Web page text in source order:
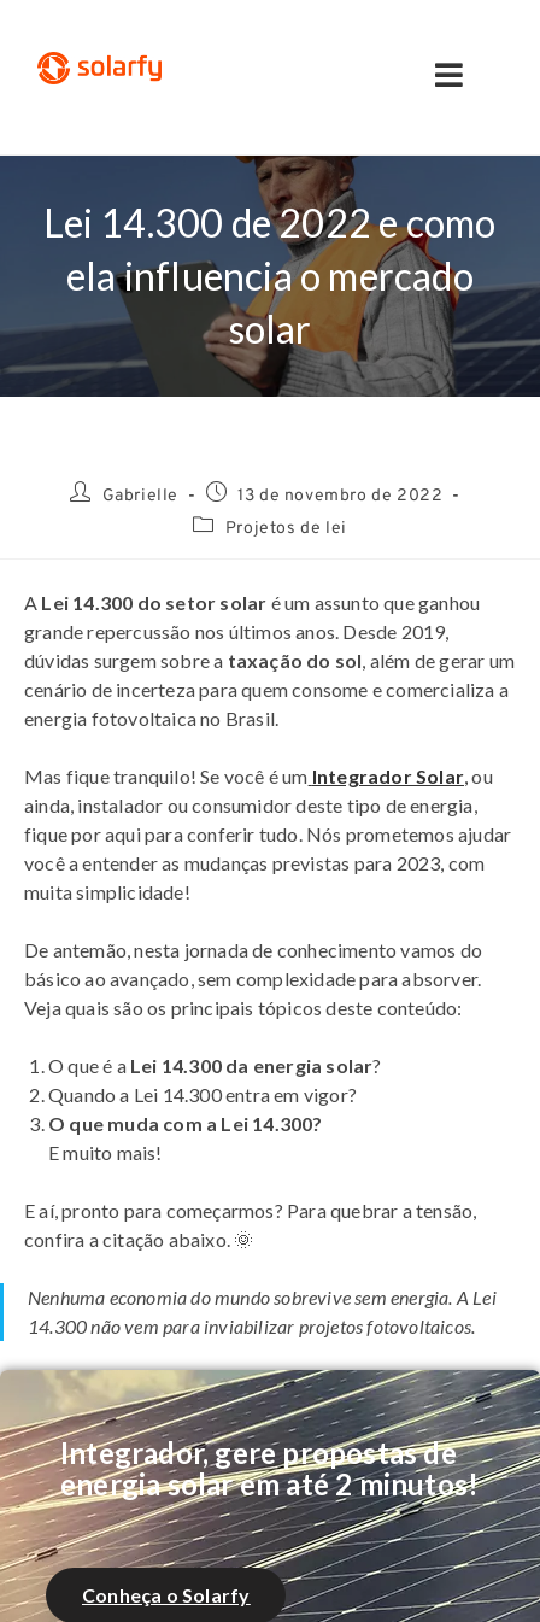
Lei 14.300 de 2022 e como
ela influencia o mercado
solar
Gabrielle
13 de novembro de 2022
Projetos de lei
A Lei 14.300 do setor solar é um assunto que ganhou
grande repercussão nos últimos anos. Desde 2019,
dúvidas surgem sobre a taxação do sol, além de gerar um
cenário de incerteza para quem consome e comercializa a
energia fotovoltaica no Brasil.
Mas fique tranquilo! Se você é um Integrador Solar,ou
ainda, instalador ou consumidor deste tipo de energia,
fique por aqui para conferir tudo. Nós prometemos ajudar
você a entender as mudanças previstas para 2023, com
muita simplicidade!
De antemão, nesta jornada de conhecimento vamos do
básico ao avançado, sem complexidade para absorver.
Veja quais são os principais tópicos deste conteúdo:
O que é a Lei 14.300 da energia solar?
Quando a Lei 14.300 entra em vigor?
O que muda com a Lei 14.300?
E muito mais!
E aí, pronto para começarmos? Para quebrar a tensão,
confira a citação abaixo. 🌞
Nenhuma economia do mundo sobrevive sem energia. A Lei
14.300 não vem para inviabilizar projetos fotovoltaicos.
Integrador, gere propostas de
energia solar em até 2 minutos!
Conheça o Solarfy